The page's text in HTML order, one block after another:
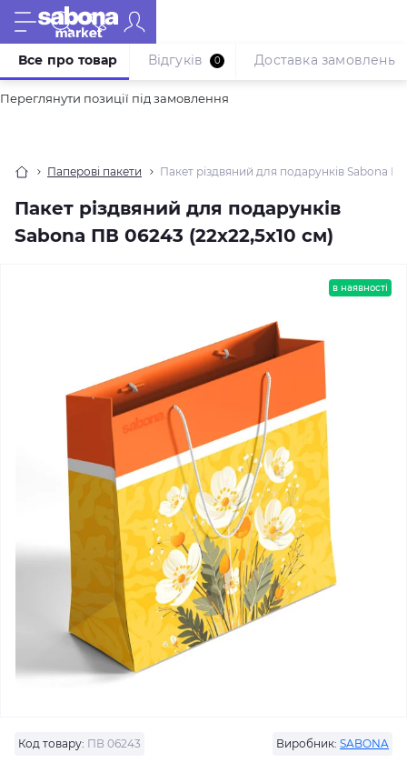
Переглянути позиції під замовлення
Паперові пакети Пакет різдвяний для подарунків Sabona
Пакет різдвяний для подарунків
Sabona ПВ 06243 (22x22,5x10 см)
Все про товар Відгуків 0 Доставка замовлень
в наявності
Код товару: ПВ 06243 Виробник: SABONA